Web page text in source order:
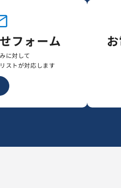
フォーム
に対して
ストが対応します